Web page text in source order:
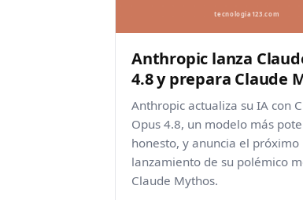
tecnologia123.com
Anthropic lanza
4.8 y prepara Claude
Anthropic actualiza su IA con
Opus 4.8, un modelo más
honesto, y anuncia el próximo
lanzamiento de su polémico
Claude Mythos.